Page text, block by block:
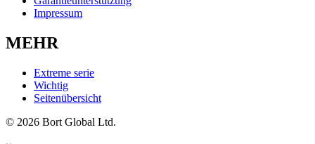
Impressum
MEHR
Extreme serie
Wichtig
Seitenübersicht
© 2026 Bort Global Ltd.